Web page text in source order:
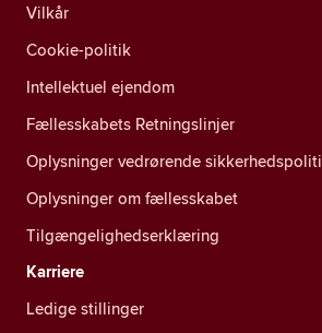
Vilkår
Cookie-politik
Intellektuel ejendom
Fællesskabets Retningslinjer
Oplysninger vedrørende
Oplysninger om fællesskabet
Tilgængelighedserklæring
Karriere
Ledige stillinger